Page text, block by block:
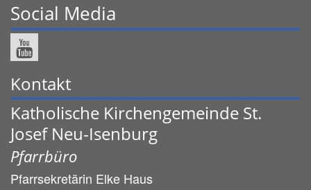
Social Media
Kontakt
Katholische Kirchengemeinde St.
Josef Neu-Isenburg
Pfarrbüro
Pfarrsekretärin Elke Haus